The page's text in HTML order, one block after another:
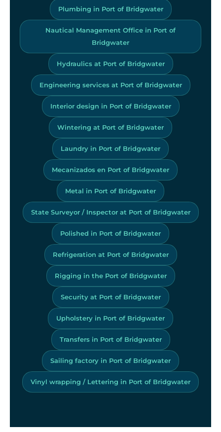
Plumbing in Port of Bridgwater
Nautical Management Office in Port of
Bridgwater
Hydraulics at Port of Bridgwater
Engineering services at Port of Bridgwater
Interior design in Port of Bridgwater
Wintering at Port of Bridgwater
Laundry in Port of Bridgwater
Mecanizados en Port of Bridgwater
Metal in Port of Bridgwater
State Surveyor / Inspector at Port of Bridgwater
Polished in Port of Bridgwater
Refrigeration at Port of Bridgwater
Rigging in the Port of Bridgwater
Security at Port of Bridgwater
Upholstery in Port of Bridgwater
Transfers in Port of Bridgwater
Sailing factory in Port of Bridgwater
Vinyl wrapping / Lettering in Port of Bridgwater